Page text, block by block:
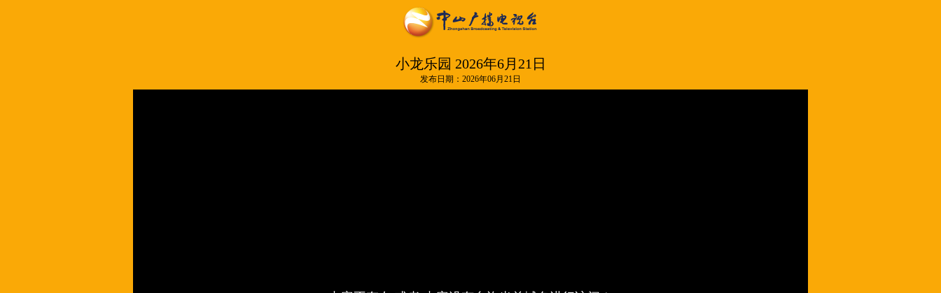
小龙乐园 2026年6月21日
发布日期：2026年06月21日